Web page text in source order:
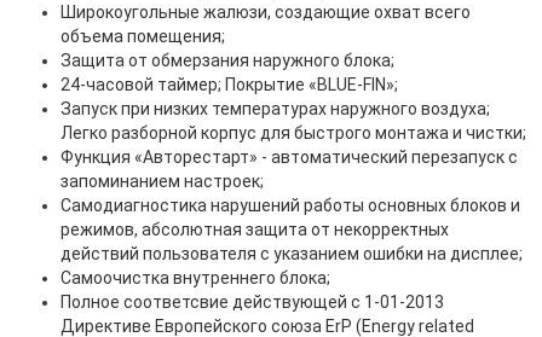
Широкоугольные жалюзи, создающие охват всего
объема помещения;
Защита oт обмерзания наружного блока;
24-часовой таймер; Покрытие «BLUE-FIN»;
Запуск при низких температурах наружного воздуха;
Легко разборной корпус для быстрого монтажа и чистки;
Функция «Авторестарт» - автоматический перезапуск с
запоминанием настроек;
Самодиагностика нарушений работы основных блоков и
режимов, абсолютная защита от некорректных
действий пользователя с указанием ошибки на дисплее;
Самоочистка внутреннего блока;
Полное соответсвие действующей c 1-01-2013
Директиве Европейского союза ErP (Energy related